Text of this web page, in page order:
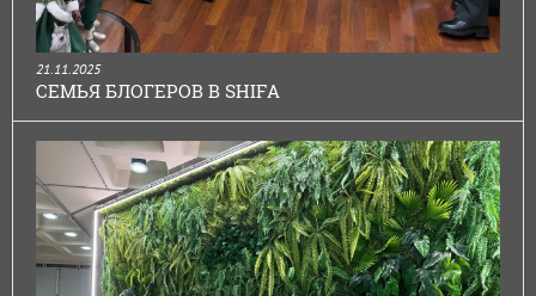
21.11.2025
СЕМЬЯ БЛОГЕРОВ В SHIFA